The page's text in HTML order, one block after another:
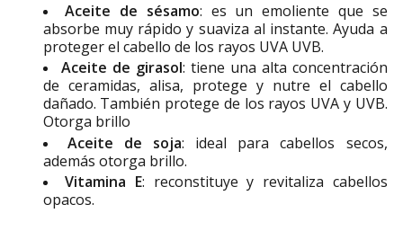
Aceite de sésamo: es un emoliente que se
absorbe muy rápido y suaviza al instante. Ayuda a
proteger el cabello de los rayos UVA UVB.
Aceite de girasol: tiene una alta concentración
de ceramidas, alisa, protege y nutre el cabello
dañado. También protege de los rayos UVA y UVB.
Otorga brillo
Aceite de soja: ideal para cabellos secos,
además otorga brillo.
Vitamina E: reconstituye y revitaliza cabellos
opacos.